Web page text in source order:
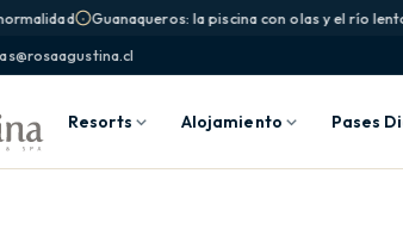
Guanaqueros: la piscina con olas y el río lento
Resorts Alojamiento Pases